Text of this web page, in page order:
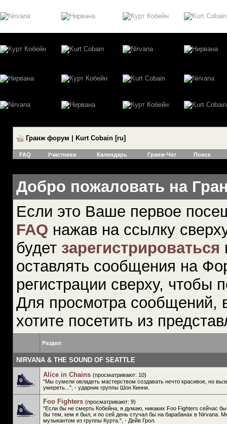
Гранж форум | Kurt Cobain [ru]
FAQ Участники Календарь Гранж-Чат Поиск
Добро пожаловать на
Если это Ваше первое
FAQ нажав на ссылку
будет зарегистрироваться
оставлять сообщения на
регистрации сверху, чтобы
Для просмотра сообщений,
хотите посетить из
Раздел
NIRVANA & THE SOUND OF SEATTLE
Alice in Chains (просматривают: 10)
"Мы сумели овладеть мастерством создавать нечто красивое, но
умереть...", - ударник группы Шон Кинни.
Foo Fighters (просматривают: 9)
"Если бы не смерть Кобейна, я думаю, никаких Foo Fighters сейчас
бы тем, кем я был, и по сей день стучал бы на барабанах в Nirvana.
музыкантом из группы Курта.", - Дейв Грол.